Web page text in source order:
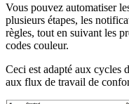
Vous pouvez automatiser
plusieurs étapes, les
règles, tout en suivant les
codes couleur.
Ceci est adapté aux cycles
aux flux de travail de